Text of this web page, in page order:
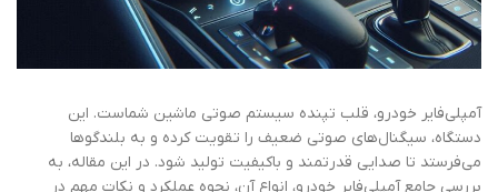
آمپلی‌فایر خودرو، قلب تپنده سیستم صوتی ماشین شماست. این
دستگاه، سیگنال‌های صوتی ضعیف را تقویت کرده و به بلندگوها
می‌فرستد تا صدایی قدرتمند و باکیفیت تولید شود. در این مقاله، به
بررسی جامع آمپلی‌فایر خودرو، انواع آن، نحوه عملکرد و نکات مهم در